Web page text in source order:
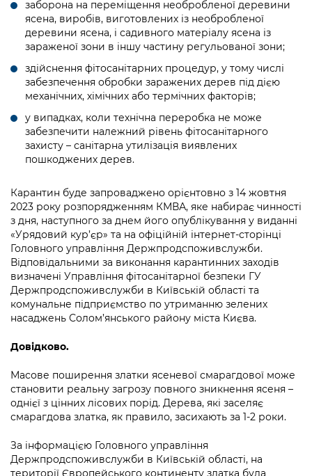
Підприємства, установи, організації
Kyiv International Relations
Річні звіти
Гендерна політика
Безбар'єрність
Київська міська військова адміністрація
Портал Захисників та Захисниць
Безбар'єрність
Портал послуг
Важливе під час воєнного стану
Уряд» – місцевий рівень»
Важливе під час воєнного стану
Про відкриті дані
Портал даних Києва
Публічні дашборди
заборона на переміщення необробленої деревини
ясена, виробів, виготовлених із необробленої
деревини ясена, і садивного матеріалу ясена із
зараженої зони в іншу частину регульованої зони;
здійснення фітосанітарних процедур, у тому числі
забезпечення обробки заражених дерев під дією
механічних, хімічних або термічних факторів;
у випадках, коли технічна переробка не може
забезпечити належний рівень фітосанітарного
захисту – санітарна утилізація виявлених
пошкоджених дерев.
Карантин буде запроваджено орієнтовно з 14 жовтня
2023 року розпорядженням КМВА, яке набирає чинності
з дня, наступного за днем його опублікування у виданні
«Урядовий кур’єр» та на офіційній інтернет-сторінці
Головного управління Держпродспоживслужби.
Відповідальними за виконання карантинних заходів
визначені Управління фітосанітарної безпеки ГУ
Держпродспоживслужби в Київській області та
комунальне підприємство по утриманню зелених
насаджень Солом’янського району міста Києва.
Довідково.
Масове поширення златки ясеневої смарагдової може
становити реальну загрозу повного зникнення ясеня –
однієї з цінних лісових порід. Дерева, які заселяє
смарагдова златка, як правило, засихають за 1-2 роки.
За інформацією Головного управління
Держпродспоживслужби в Київській області, на
території Європейського континенту златка була